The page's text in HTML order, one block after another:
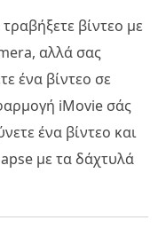
βίντεο με
αλλά σας
ένα βίντεο σε
iMovie σάς
ένα βίντεο και
με τα δάχτυλά